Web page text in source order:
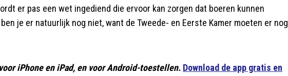
er pas een wet ingediend die ervoor kan zorgen dat boeren kunnen
je er natuurlijk nog niet, want de Tweede- en Eerste Kamer moeten er nog
iPhone en iPad, en voor Android-toestellen. Download de app gratis en